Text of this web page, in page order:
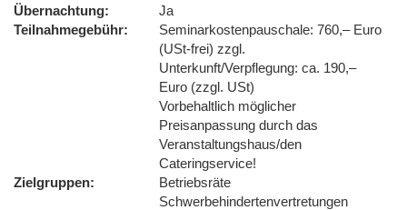
Übernachtung
Ja
Teilnahmegebühr
Seminarkostenpauschale: 760,– Euro
(USt-frei) zzgl.
Unterkunft/Verpflegung: ca. 190,–
Euro (zzgl. USt)
Vorbehaltlich möglicher
Preisanpassung durch das
Veranstaltungshaus/den
Cateringservice!
Zielgruppen
Betriebsräte
Schwerbehindertenvertretungen